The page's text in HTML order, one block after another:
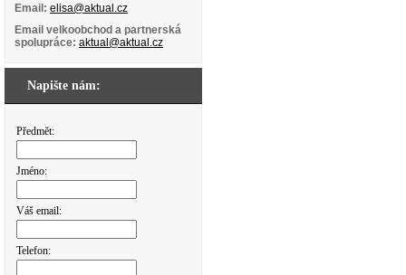
Email: elisa@aktual.cz
Email velkoobchod a partnerská
spolupráce: aktual@aktual.cz
Napište nám:
Předmět:
Jméno:
Váš email:
Telefon: